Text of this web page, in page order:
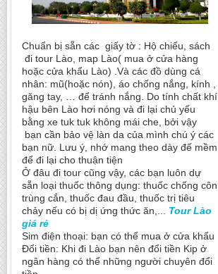
Chuẩn bị sẵn các giấy tờ : Hộ chiếu, sách
đi tour Lào, map Lào( mua ở cửa hàng
hoặc cửa khẩu Lào) .Và các đồ dùng cá
nhân: mũ(hoặc nón), áo chống nắng, kính ,
găng tay, … để tránh nắng. Do tính chất khí
hậu bên Lào hơi nóng và đi lại chủ yếu
bằng xe tuk tuk không mái che, bởi vậy
bạn cần bảo vệ làn da của mình chú ý các
bạn nữ. Lưu ý, nhớ mang theo dày đế mềm
để đi lại cho thuận tiện
Ở đâu đi tour cũng vậy, các bạn luôn dự
sẵn loại thuốc thông dụng: thuốc chống côn
trùng cắn, thuốc đau đầu, thuốc trị tiêu
chảy nếu có bị dị ứng thức ăn,... Tour Lào
giá rẻ
Sim điện thoại: bạn có thể mua ở cửa khẩu
Đổi tiền: Khi đi Lào bạn nên đổi tiền Kip ở
ngân hàng có thể những người chuyên đổi